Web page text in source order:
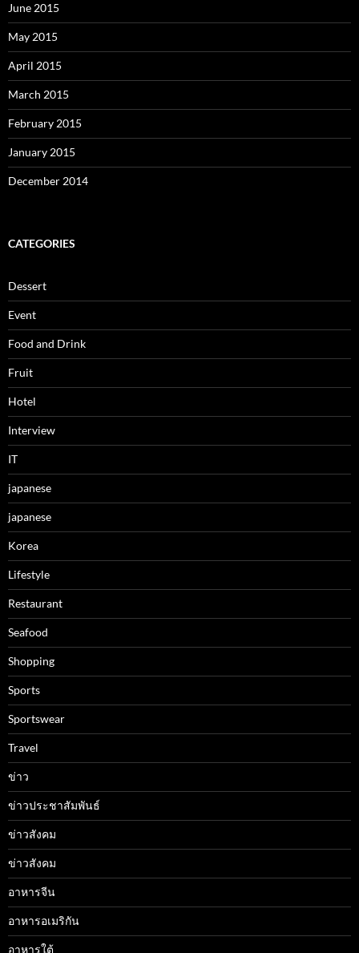
June 2015
May 2015
April 2015
March 2015
February 2015
January 2015
December 2014
CATEGORIES
Dessert
Event
Food and Drink
Fruit
Hotel
Interview
IT
japanese
japanese
Korea
Lifestyle
Restaurant
Seafood
Shopping
Sports
Sportswear
Travel
ข่าว
ข่าวประชาสัมพันธ์
ข่าวสังคม
ข่าวสังคม
อาหารจีน
อาหารอเมริกัน
อาหารใต้